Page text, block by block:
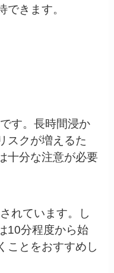
できます。
す。長時間浸か
スクが増えるた
十分な注意が必要
れています。し
10分程度から始
ことをおすすめし